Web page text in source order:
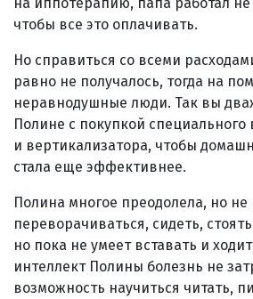
чтобы все это оплачивать.
Но справиться со всеми
равно не получалось, тогда на
неравнодушные люди. Так вы
Полине с покупкой специального
и вертикализатора, чтобы
стала еще эффективнее.
Полина многое преодолела, но не
переворачиваться, сидеть,
но пока не умеет вставать и
интеллект Полины болезнь не
возможность научиться читать,